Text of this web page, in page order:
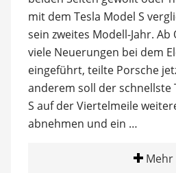
mit dem Tesla Model S
sein zweites Modell-Jahr.
viele Neuerungen bei dem
eingeführt, teilte Porsche
anderem soll der schnellste
S auf der Viertelmeile
abnehmen und ein …
Mehr